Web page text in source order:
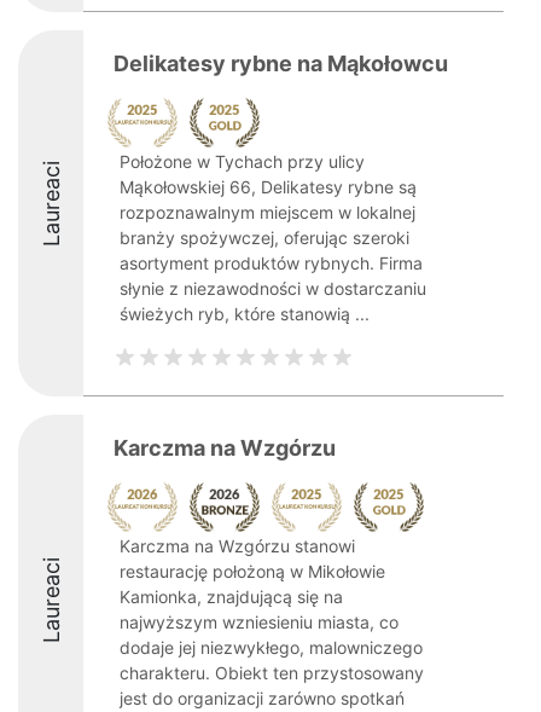
Laureaci
Delikatesy rybne na Mąkołowcu
Położone w Tychach przy ulicy
Mąkołowskiej 66, Delikatesy rybne są
rozpoznawalnym miejscem w lokalnej
branży spożywczej, oferując szeroki
asortyment produktów rybnych. Firma
słynie z niezawodności w dostarczaniu
świeżych ryb, które stanowią ...
Laureaci
Karczma na Wzgórzu
Karczma na Wzgórzu stanowi
restaurację położoną w Mikołowie
Kamionka, znajdującą się na
najwyższym wzniesieniu miasta, co
dodaje jej niezwykłego, malowniczego
charakteru. Obiekt ten przystosowany
jest do organizacji zarówno spotkań